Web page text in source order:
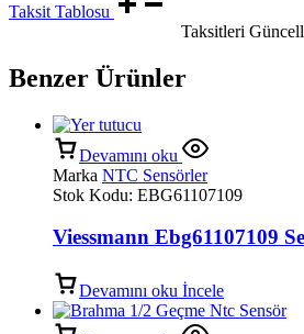
Taksit Tablosu
Taksitleri
Benzer Ürünler
Devamını oku
Marka NTC Sensörler
Stok Kodu: EBG61107109
Viessmann Ebg61107109
Devamını oku İncele